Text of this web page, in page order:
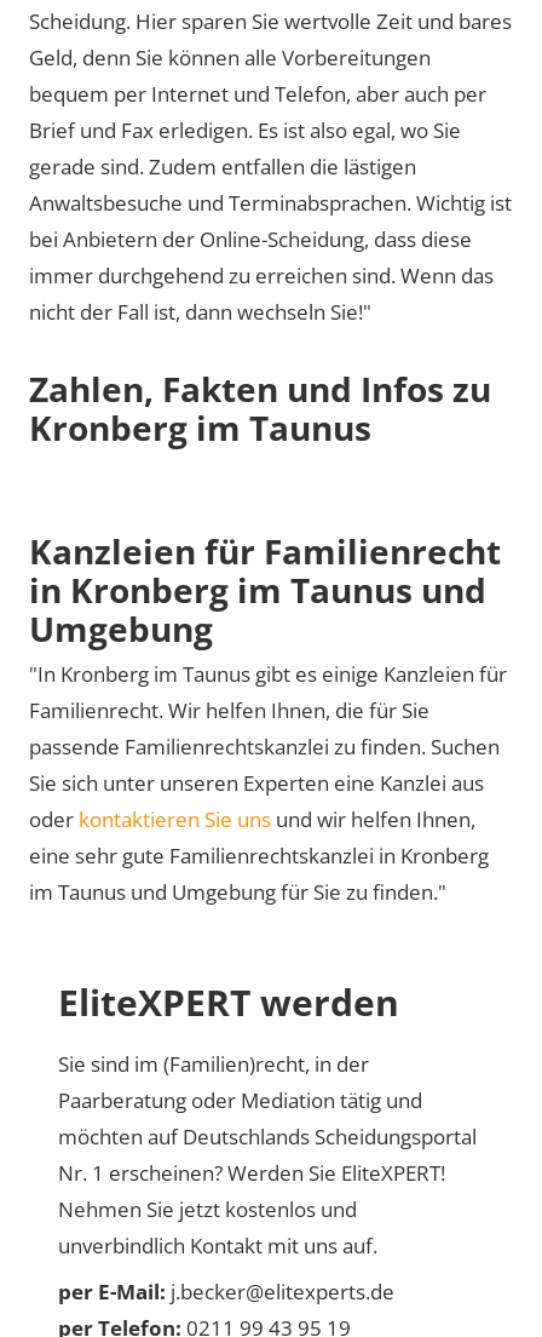
Scheidung. Hier sparen Sie wertvolle Zeit und bares
Geld, denn Sie können alle Vorbereitungen
bequem per Internet und Telefon, aber auch per
Brief und Fax erledigen. Es ist also egal, wo Sie
gerade sind. Zudem entfallen die lästigen
Anwaltsbesuche und Terminabsprachen. Wichtig ist
bei Anbietern der Online-Scheidung, dass diese
immer durchgehend zu erreichen sind. Wenn das
nicht der Fall ist, dann wechseln Sie!"
Zahlen, Fakten und Infos zu
Kronberg im Taunus
Kanzleien für Familienrecht
in Kronberg im Taunus und
Umgebung
"In Kronberg im Taunus gibt es einige Kanzleien für
Familienrecht. Wir helfen Ihnen, die für Sie
passende Familienrechtskanzlei zu finden. Suchen
Sie sich unter unseren Experten eine Kanzlei aus
oder kontaktieren Sie uns und wir helfen Ihnen,
eine sehr gute Familienrechtskanzlei in Kronberg
im Taunus und Umgebung für Sie zu finden."
EliteXPERT werden
Sie sind im (Familien)recht, in der
Paarberatung oder Mediation tätig und
möchten auf Deutschlands Scheidungsportal
Nr. 1 erscheinen? Werden Sie EliteXPERT!
Nehmen Sie jetzt kostenlos und
unverbindlich Kontakt mit uns auf.
per E-Mail: j.becker@elitexperts.de
per Telefon: 0211 99 43 95 19